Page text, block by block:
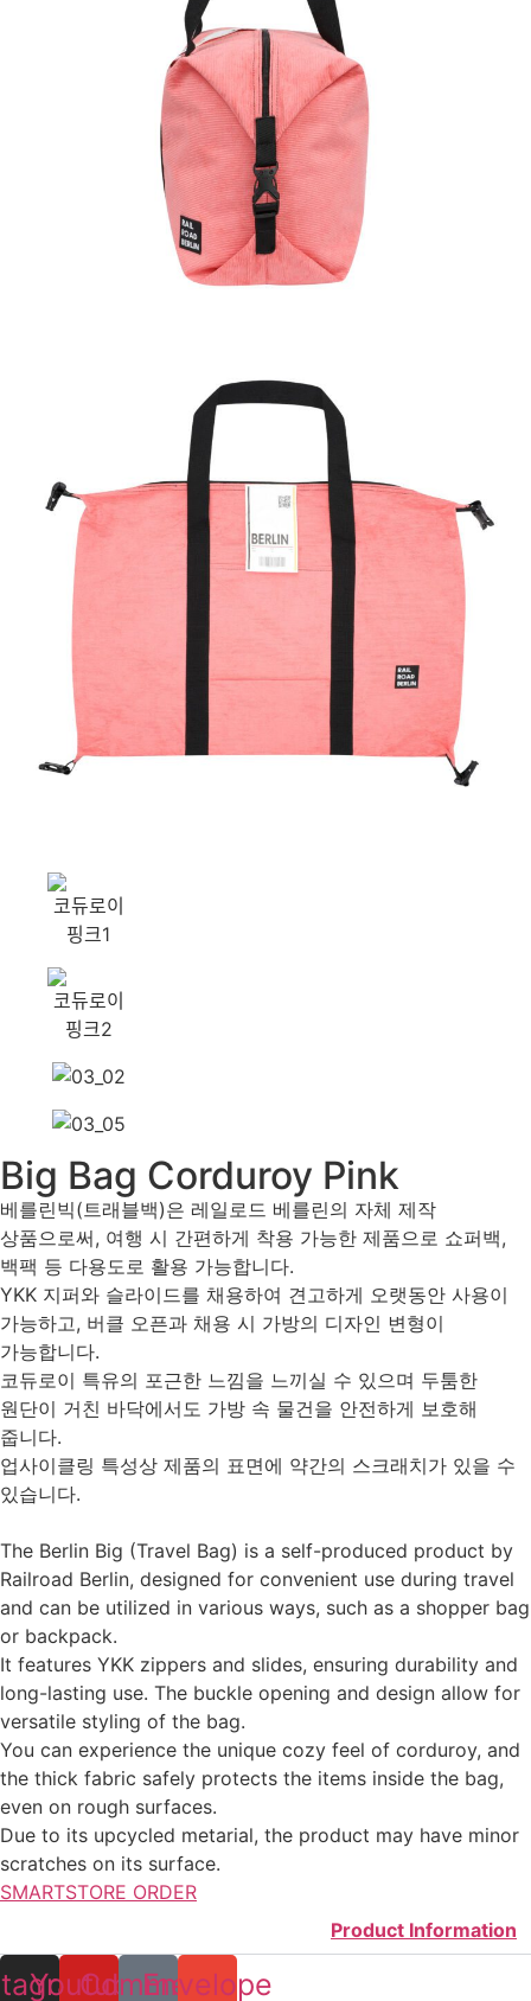
Big Bag Corduroy Pink
베를린빅(트래블백)은 레일로드 베를린의 자체 제작
상품으로써, 여행 시 간편하게 착용 가능한 제품으로 쇼퍼백,
백팩 등 다용도로 활용 가능합니다.
YKK 지퍼와 슬라이드를 채용하여 견고하게 오랫동안 사용이
가능하고, 버클 오픈과 채용 시 가방의 디자인 변형이
가능합니다.
코듀로이 특유의 포근한 느낌을 느끼실 수 있으며 두툼한
원단이 거친 바닥에서도 가방 속 물건을 안전하게 보호해
줍니다.
업사이클링 특성상 제품의 표면에 약간의 스크래치가 있을 수
있습니다.
The Berlin Big (Travel Bag) is a self-produced product by
Railroad Berlin, designed for convenient use during travel
and can be utilized in various ways, such as a shopper bag
or backpack.
It features YKK zippers and slides, ensuring durability and
long-lasting use. The buckle opening and design allow for
versatile styling of the bag.
You can experience the unique cozy feel of corduroy, and
the thick fabric safely protects the items inside the bag,
even on rough surfaces.
Due to its upcycled metarial, the product may have minor
scratches on its surface.
SMARTSTORE ORDER
Product Information
Youtube
Comment
Envelope